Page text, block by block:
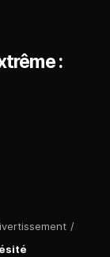
/
: